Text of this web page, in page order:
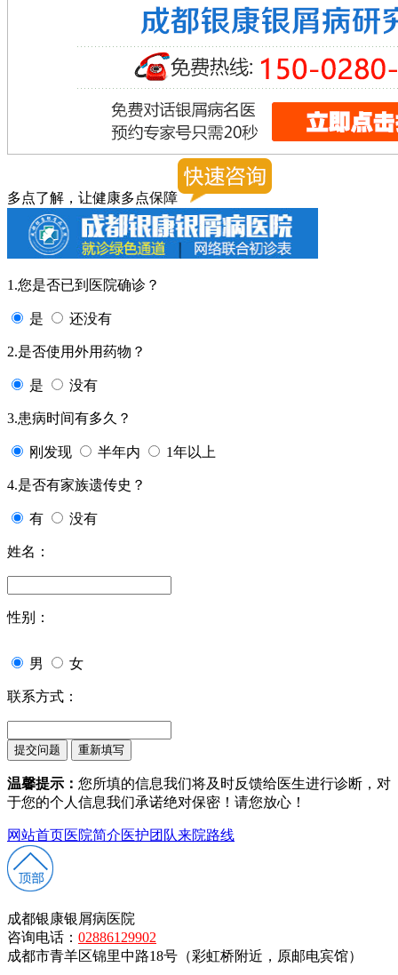
多点了解，让健康多点保障
1.您是否已到医院确诊？
是 还没有
2.是否使用外用药物？
是 没有
3.患病时间有多久？
刚发现 半年内 1年以上
4.是否有家族遗传史？
有 没有
姓名：
性别：
男 女
联系方式：
温馨提示： 您所填的信息我们将及时反馈给医生进行诊断，对
于您的个人信息我们承诺绝对保密！请您放心！
网站首页医院简介医护团队来院路线
成都银康银屑病医院
咨询电话： 02886129902
成都市青羊区锦里中路18号（彩虹桥附近，原邮电宾馆）